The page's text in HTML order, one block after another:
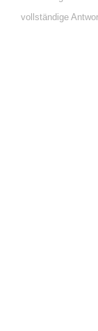
vollständige